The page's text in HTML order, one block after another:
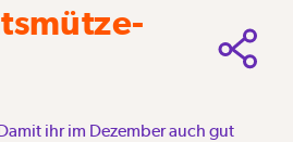
ihr im Dezember auch gut